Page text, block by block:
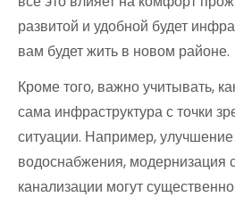
развитой и удобной будет
вам будет жить в новом районе.
Кроме того, важно учитывать,
сама инфраструктура с точки
ситуации. Например,
водоснабжения, модернизация
канализации могут